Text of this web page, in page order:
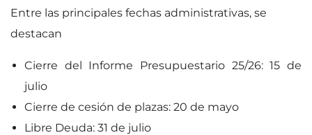
Entre las principales fechas administrativas, se
destacan
Cierre del Informe Presupuestario 25/26: 15 de
julio
Cierre de cesión de plazas: 20 de mayo
Libre Deuda: 31 de julio